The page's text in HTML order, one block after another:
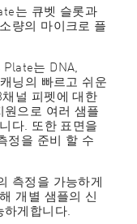
는 큐벳 슬롯과
량의 마이크로 플
는 DNA,
닝의 빠르고 쉬운
널 피펫에 대한
으로 여러 샘플
다. 또한 표면을
정을 준비 할 수
측정을 가능하게
개별 샘플의 신
게합니다.